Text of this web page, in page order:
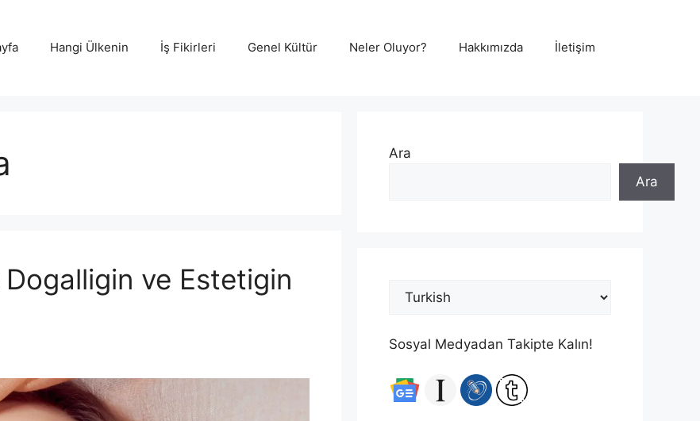
Hangi Ülkenin İş Fikirleri Genel Kültür Neler Oluyor? Hakkımızda İletişim
ve Estetigin
Ara
Ara
Sosyal Medyadan Takipte Kalın!